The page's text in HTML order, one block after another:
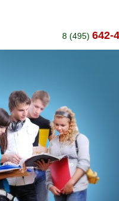
8 (495) 642-